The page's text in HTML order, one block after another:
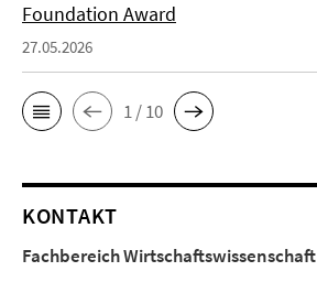
Foundation Award
27.05.2026
1 / 10
KONTAKT
Fachbereich Wirtschaftswissenschaft